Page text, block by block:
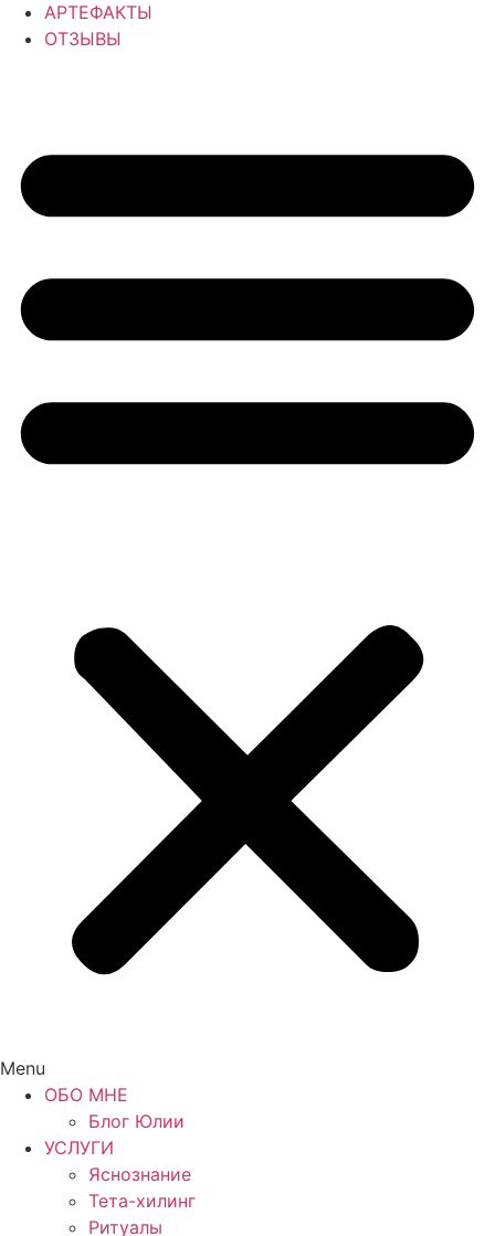
АРТЕФАКТЫ
ОТЗЫВЫ
Menu
ОБО МНЕ
Блог Юлии
УСЛУГИ
Яснознание
Тета-хилинг
Ритуалы